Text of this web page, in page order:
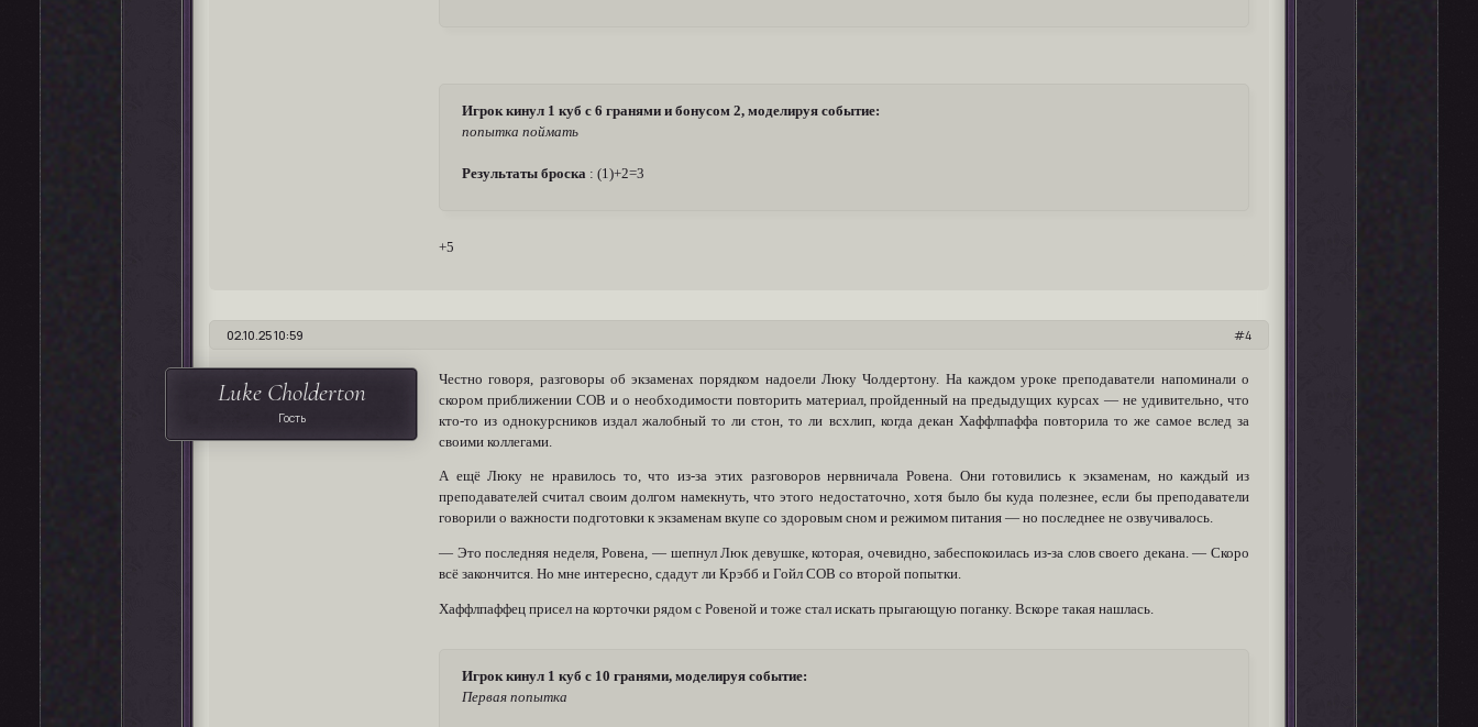
Игрок кинул 1 куб с 6 гранями и бонусом 2, моделируя событие:
попытка поймать
Результаты броска : (1)+2=3
+5
4
02.10.25 10:59
Luke Cholderton
Гость
Честно говоря, разговоры об экзаменах порядком надоели Люку Чолдертону. На каждом уроке преподаватели напоминали о
скором приближении СОВ и о необходимости повторить материал, пройденный на предыдущих курсах — не удивительно, что
кто-то из однокурсников издал жалобный то ли стон, то ли всхлип, когда декан Хаффлпаффа повторила то же самое вслед за
своими коллегами.
А ещё Люку не нравилось то, что из-за этих разговоров нервничала Ровена. Они готовились к экзаменам, но каждый из
преподавателей считал своим долгом намекнуть, что этого недостаточно, хотя было бы куда полезнее, если бы преподаватели
говорили о важности подготовки к экзаменам вкупе со здоровым сном и режимом питания — но последнее не озвучивалось.
— Это последняя неделя, Ровена, — шепнул Люк девушке, которая, очевидно, забеспокоилась из-за слов своего декана. — Скоро
всё закончится. Но мне интересно, сдадут ли Крэбб и Гойл СОВ со второй попытки.
Хаффлпаффец присел на корточки рядом с Ровеной и тоже стал искать прыгающую поганку. Вскоре такая нашлась.
Игрок кинул 1 куб с 10 гранями, моделируя событие:
Первая попытка